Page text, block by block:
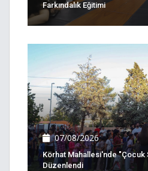
Farkındalık Eğitimi
07/08/2026
Körhat Mahallesi'nde "Çocuk
Düzenlendi